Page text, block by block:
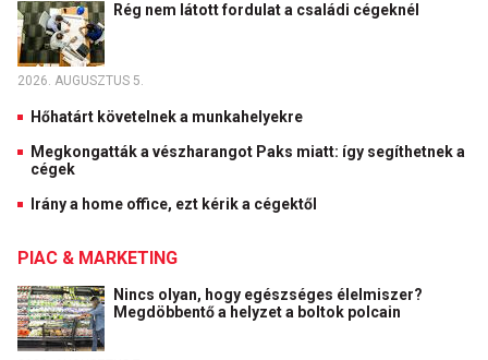
Rég nem látott fordulat a családi cégeknél
2026. AUGUSZTUS 5.
Hőhatárt követelnek a munkahelyekre
Megkongatták a vészharangot Paks miatt: így segíthetnek a
cégek
Irány a home office, ezt kérik a cégektől
PIAC & MARKETING
Nincs olyan, hogy egészséges élelmiszer?
Megdöbbentő a helyzet a boltok polcain